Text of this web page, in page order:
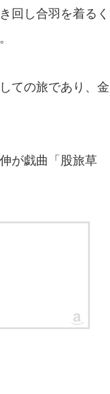
回し合羽を着るく
ての旅であり、金
が戯曲「股旅草